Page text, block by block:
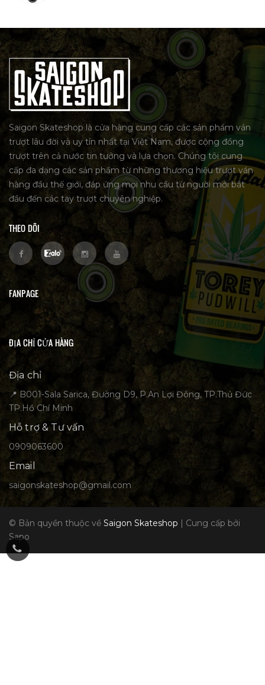
Saigon Skateshop là cửa hàng cung cấp các sản phẩm ván
trượt lâu đời và uy tín nhất tại Việt Nam, được cộng đồng
trượt trên cả nước tin tưởng và lựa chọn. Chúng tôi cung
cấp đa dạng các sản phẩm từ những thương hiệu trượt ván
hàng đầu thế giới, đáp ứng mọi nhu cầu từ người mới bắt
đầu đến các tay trượt chuyên nghiệp.
THEO DÕI
FANPAGE
ĐỊA CHỈ CỬA HÀNG
Địa chỉ
📍 B001-Sala Sarica, Đường D9, P.An Lợi Đông, TP.Thủ Đức
TP.Hồ Chí Minh
Hỗ trợ & Tư vấn
0909063600
Email
saigonskateshop@gmail.com
© Bản quyền thuộc về Saigon Skateshop | Cung cấp bởi
Sapo